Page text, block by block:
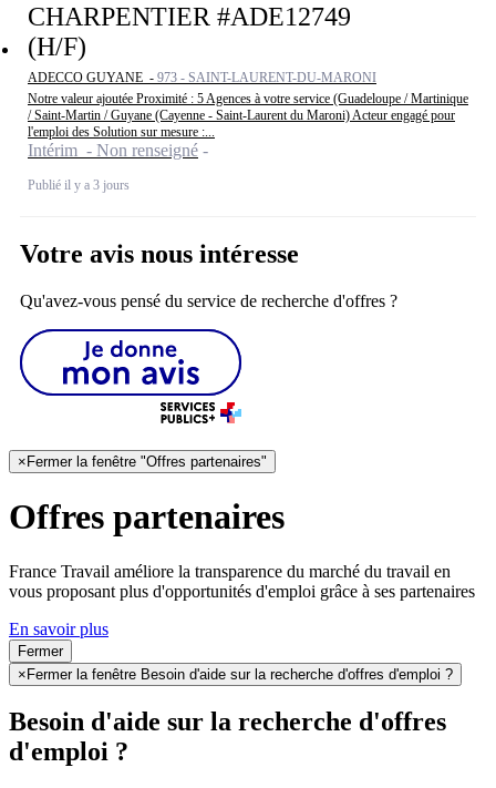
CHARPENTIER #ADE12749
(H/F)
ADECCO GUYANE - 973 - SAINT-LAURENT-DU-MARONI
Notre valeur ajoutée Proximité : 5 Agences à votre service (Guadeloupe / Martinique
/ Saint-Martin / Guyane (Cayenne - Saint-Laurent du Maroni) Acteur engagé pour
l'emploi des Solution sur mesure :...
Intérim - Non renseigné
Publié il y a 3 jours
Votre avis nous intéresse
Qu'avez-vous pensé du service de recherche d'offres ?
×Fermer la fenêtre "Offres partenaires"
Offres partenaires
France Travail améliore la transparence du marché du travail en
vous proposant plus d'opportunités d'emploi grâce à ses partenaires
En savoir plus
Fermer
×Fermer la fenêtre Besoin d'aide sur la recherche d'offres d'emploi ?
Besoin d'aide sur la recherche d'offres
d'emploi ?